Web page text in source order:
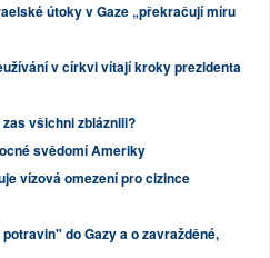
útoky v Gaze „překračují míru
v církvi vítají kroky prezidenta
zas všichni zbláznili?
svědomí Ameriky
vízová omezení pro cizince
do Gazy a o zavražděné,